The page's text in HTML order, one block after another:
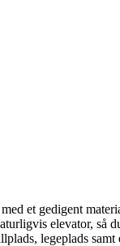
et gedigent
elevator,
legeplads samt